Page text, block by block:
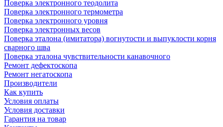
Поверка электронного теодолита
Поверка электронного термометра
Поверка электронного уровня
Поверка электронных весов
Поверка эталона (имитатора) вогнутости и выпуклости корня
сварного шва
Поверка эталона чувствительности канавочного
Ремонт дефектоскопа
Ремонт негатоскопа
Производители
Как купить
Условия оплаты
Условия доставки
Гарантия на товар